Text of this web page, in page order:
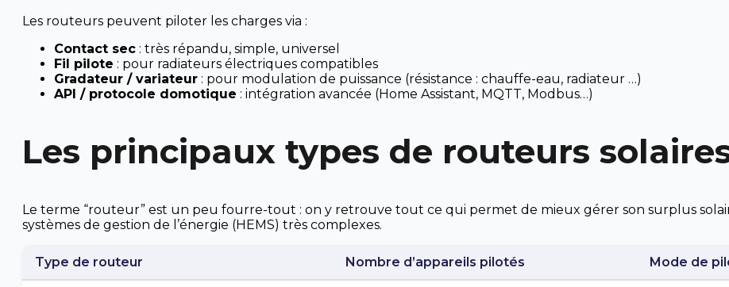
Les routeurs peuvent piloter les charges via :
Contact sec : très répandu, simple, universel
Fil pilote : pour radiateurs électriques compatibles
Gradateur / variateur : pour modulation de puissance (résistance : chauffe-eau, radiateur …)
API / protocole domotique : intégration avancée (Home Assistant, MQTT, Modbus…)
Les principaux types de routeurs
Le terme “routeur” est un peu fourre-tout : on y retrouve tout ce qui permet de mieux gérer son surplus
systèmes de gestion de l’énergie (HEMS) très complexes.
Type de routeur Nombre d’appareils pilotés Mode de